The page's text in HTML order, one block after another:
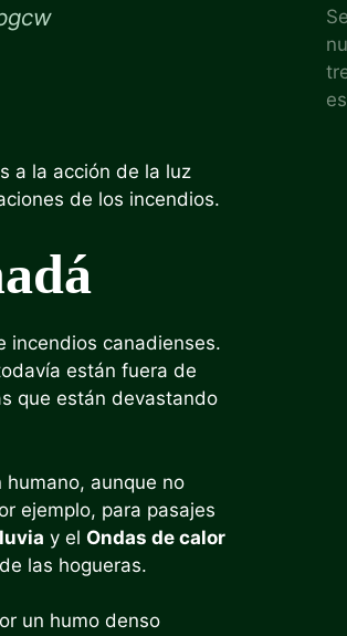
a la acción de la luz
de los incendios.
incendios canadienses.
están fuera de
que están devastando
aunque no
ejemplo, para pasajes
y el Ondas de calor
las hogueras.
un humo denso